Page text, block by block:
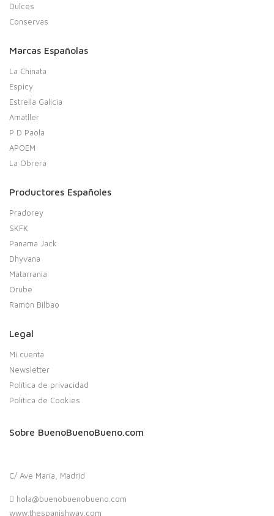
Dulces
Conservas
Marcas Españolas
La Chinata
Espicy
Estrella Galicia
Amatller
P D Paola
APOEM
La Obrera
Productores Españoles
Pradorey
SKFK
Panama Jack
Dhyvana
Matarrania
Orube
Ramón Bilbao
Legal
Mi cuenta
Newsletter
Política de privacidad
Política de Cookies
Sobre BuenoBuenoBueno.com
C/ Ave María, Madrid
hola@buenobuenobueno.com
www.thespanishway.com